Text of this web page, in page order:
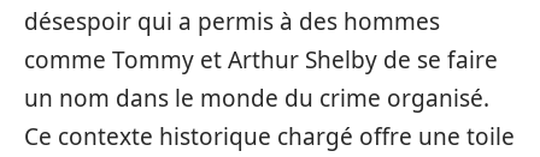
désespoir qui a permis à des hommes
comme Tommy et Arthur Shelby de se faire
un nom dans le monde du crime organisé.
Ce contexte historique chargé offre une toile